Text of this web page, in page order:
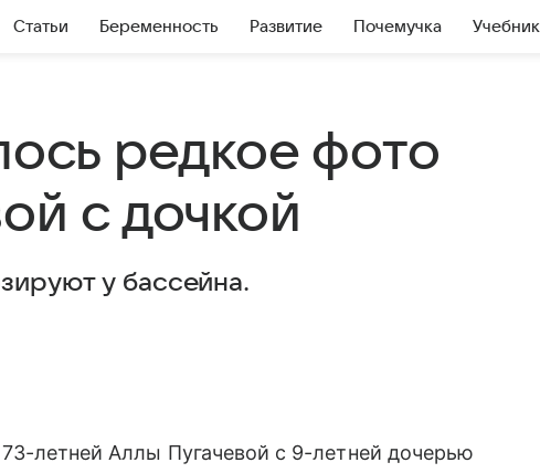
Статьи Беременность Развитие Почемучка Учебник
редкое фото
с дочкой
у бассейна.
летней Аллы Пугачевой с 9-летней дочерью